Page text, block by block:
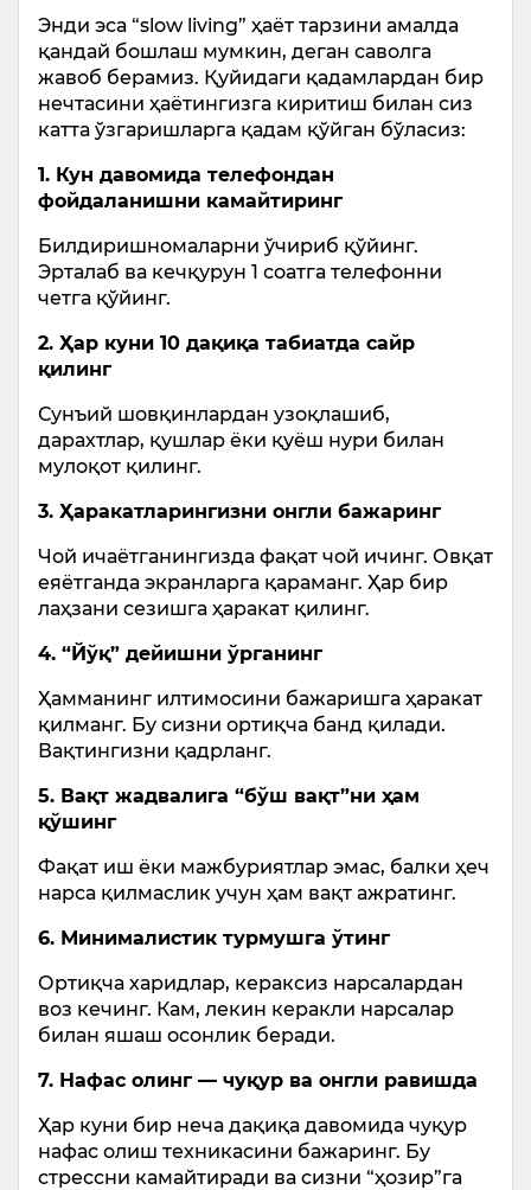
Энди эса “slow living” ҳаёт тарзини амалда
қандай бошлаш мумкин, деган саволга
жавоб берамиз. Қуйидаги қадамлардан бир
нечтасини ҳаётингизга киритиш билан сиз
катта ўзгаришларга қадам қўйган бўласиз:
1. Кун давомида телефондан
фойдаланишни камайтиринг
Билдиришномаларни ўчириб қўйинг.
Эрталаб ва кечқурун 1 соатга телефонни
четга қўйинг.
2. Ҳар куни 10 дақиқа табиатда сайр
қилинг
Сунъий шовқинлардан узоқлашиб,
дарахтлар, қушлар ёки қуёш нури билан
мулоқот қилинг.
3. Ҳаракатларингизни онгли бажаринг
Чой ичаётганингизда фақат чой ичинг. Овқат
еяётганда экранларга қараманг. Ҳар бир
лаҳзани сезишга ҳаракат қилинг.
4. “Йўқ” дейишни ўрганинг
Ҳамманинг илтимосини бажаришга ҳаракат
қилманг. Бу сизни ортиқча банд қилади.
Вақтингизни қадрланг.
5. Вақт жадвалига “бўш вақт”ни ҳам
қўшинг
Фақат иш ёки мажбуриятлар эмас, балки ҳеч
нарса қилмаслик учун ҳам вақт ажратинг.
6. Минималистик турмушга ўтинг
Ортиқча харидлар, кераксиз нарсалардан
воз кечинг. Кам, лекин керакли нарсалар
билан яшаш осонлик беради.
7. Нафас олинг — чуқур ва онгли равишда
Ҳар куни бир неча дақиқа давомида чуқур
нафас олиш техникасини бажаринг. Бу
стрессни камайтиради ва сизни “ҳозир”га